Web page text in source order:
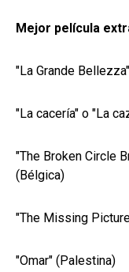
Mejor película
"La Grande
"La cacería" o "La
"The Broken Circle
(Bélgica)
"The Missing
"Omar" (Palestina)